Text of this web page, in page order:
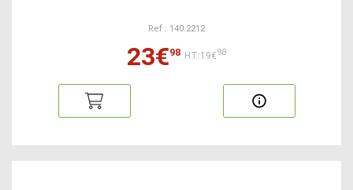
Ref : 140.2212
23€98 HT:19€98